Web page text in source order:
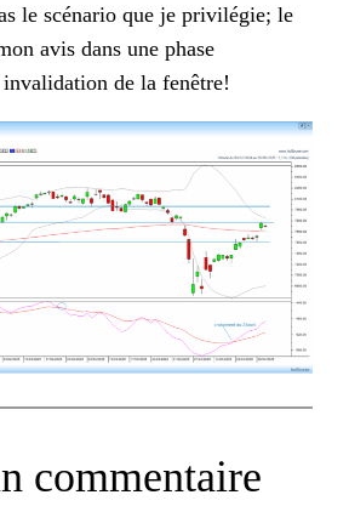
le scénario que je privilégie; le
avis dans une phase
invalidation de la fenêtre!
commentaire